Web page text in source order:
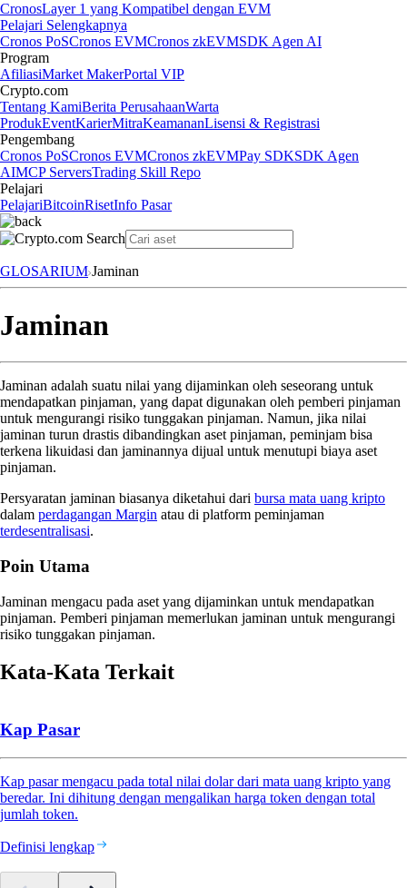
CronosLayer 1 yang Kompatibel dengan EVM
Pelajari Selengkapnya
Cronos PoSCronos EVMCronos zkEVMSDK Agen AI
Program
AfiliasiMarket MakerPortal VIP
Crypto.com
Tentang KamiBerita PerusahaanWarta
ProdukEventKarierMitraKeamananLisensi & Registrasi
Pengembang
Cronos PoSCronos EVMCronos zkEVMPay SDKSDK Agen
AIMCP ServersTrading Skill Repo
Pelajari
PelajariBitcoinRisetInfo Pasar
GLOSARIUM Jaminan
Jaminan
Jaminan adalah suatu nilai yang dijaminkan oleh seseorang untuk
mendapatkan pinjaman, yang dapat digunakan oleh pemberi pinjaman
untuk mengurangi risiko tunggakan pinjaman. Namun, jika nilai
jaminan turun drastis dibandingkan aset pinjaman, peminjam bisa
terkena likuidasi dan jaminannya dijual untuk menutupi biaya aset
pinjaman.
Persyaratan jaminan biasanya diketahui dari bursa mata uang kripto
dalam perdagangan Margin atau di platform peminjaman
terdesentralisasi.
Poin Utama
Jaminan mengacu pada aset yang dijaminkan untuk mendapatkan
pinjaman. Pemberi pinjaman memerlukan jaminan untuk mengurangi
risiko tunggakan pinjaman.
Kata-Kata Terkait
Kap Pasar
Kap pasar mengacu pada total nilai dolar dari mata uang kripto yang
beredar. Ini dihitung dengan mengalikan harga token dengan total
jumlah token.
Definisi lengkap